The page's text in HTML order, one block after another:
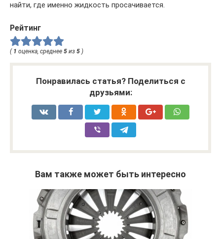
найти, где именно жидкость просачивается.
Рейтинг
( 1 оценка, среднее 5 из 5 )
Понравилась статья? Поделиться с
друзьями:
Вам также может быть интересно